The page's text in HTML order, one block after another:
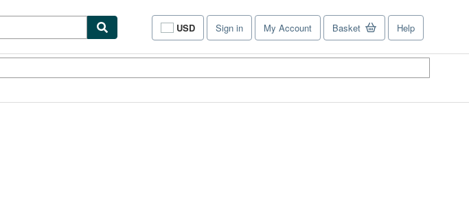
USD
Site
shopping
Sign in My Account Basket Help